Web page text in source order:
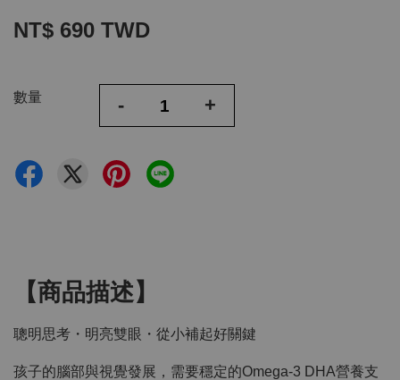
NT$ 690 TWD
數量 - +
【商品描述】
聰明思考・明亮雙眼・從小補起好關鍵
孩子的腦部與視覺發展，需要穩定的Omega-3 DHA營養支